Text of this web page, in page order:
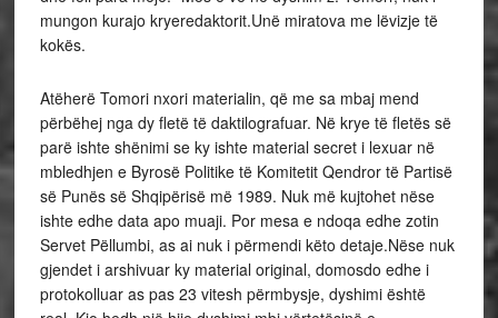
mungon kurajo kryeredaktorit.Unë miratova me lëvizje të
kokës.
Atëherë Tomori nxori materialin, që me sa mbaj mend
përbëhej nga dy fletë të daktilografuar. Në krye të fletës së
parë ishte shënimi se ky ishte material secret i lexuar në
mbledhjen e Byrosë Politike të Komitetit Qendror të Partisë
së Punës së Shqipërisë më 1989. Nuk më kujtohet nëse
ishte edhe data apo muaji. Por mesa e ndoqa edhe zotin
Servet Pëllumbi, as ai nuk i përmendi këto detaje.Nëse nuk
gjendet i arshivuar ky material original, domosdo edhe i
protokolluar as pas 23 vitesh përmbysje, dyshimi është